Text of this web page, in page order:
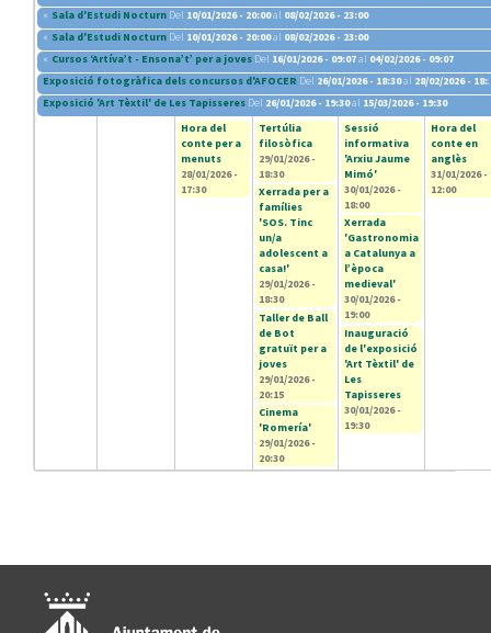
« Sala d'Estudi Nocturn Del 10/01/2026 - 20:00al 08/02/2026 - 23:00
« Sala d'Estudi Nocturn Del 10/01/2026 - 20:00al 08/02/2026 - 23:00
« Cursos ‘Artíva’t - Ensona’t’ per a joves Del 16/01/2026 - 09:07al 04/02/2026 - 09:07
Exposició fotogràfica dels concursos d'AFOCER Del 26/01/2026 - 18:30al 28/02/2026 -
Exposició 'Art Tèxtil' de Les Tapisseres Del 26/01/2026 - 19:30al 15/03/2026 - 19:30
Hora del
conte per a
menuts
28/01/2026 -
17:30
Tertúlia
filosòfica
29/01/2026 -
18:30
Xerrada per a
famílies
'SOS. Tinc
un/a
adolescent a
casa!'
29/01/2026 -
18:30
Taller de Ball
de Bot
gratuït per a
joves
29/01/2026 -
20:15
Cinema
'Romería'
29/01/2026 -
20:30
Sessió
informativa
'Arxiu Jaume
Mimó'
30/01/2026 -
18:00
Xerrada
'Gastronomia
a Catalunya a
l’època
medieval'
30/01/2026 -
19:00
Inauguració
de l'exposició
'Art Tèxtil' de
Les
Tapisseres
30/01/2026 -
19:30
Hora del
conte en
anglès
31/01/2026 -
12:00